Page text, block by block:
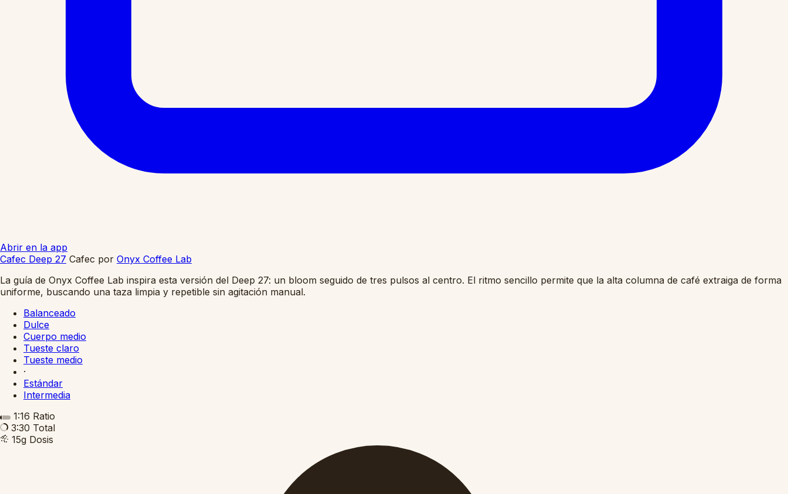
Abrir en la app
Cafec Deep 27 Cafec por Onyx Coffee Lab
La guía de Onyx Coffee Lab inspira esta versión del Deep 27: un bloom seguido de tres pulsos al centro. El ritmo sencillo permite que la alta columna de café extraiga de forma
uniforme, buscando una taza limpia y repetible sin agitación manual.
Balanceado
Dulce
Cuerpo medio
Tueste claro
Tueste medio
·
Estándar
Intermedia
1:16 Ratio
3:30 Total
15g Dosis